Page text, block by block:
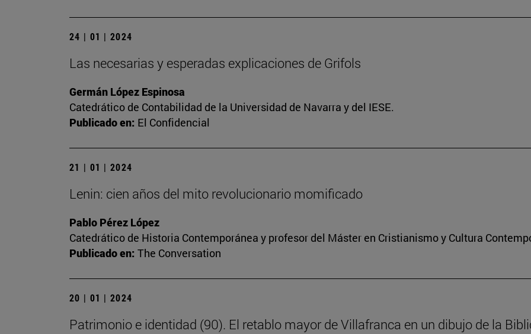
24 | 01 | 2024
Las necesarias y esperadas explicaciones de Grifols
Germán López Espinosa
Catedrático de Contabilidad de la Universidad de Navarra y del IESE.
Publicado en: El Confidencial
21 | 01 | 2024
Lenin: cien años del mito revolucionario momificado
Pablo Pérez López
Catedrático de Historia Contemporánea y profesor del Máster en Cristianismo y Cultura
Publicado en: The Conversation
20 | 01 | 2024
Patrimonio e identidad (90). El retablo mayor de Villafranca en un dibujo de la